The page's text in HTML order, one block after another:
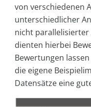
von verschiedenen
unterschiedlicher
nicht parallelisierter
dienten hierbei
Bewertungen
die eigene
Datensätze eine